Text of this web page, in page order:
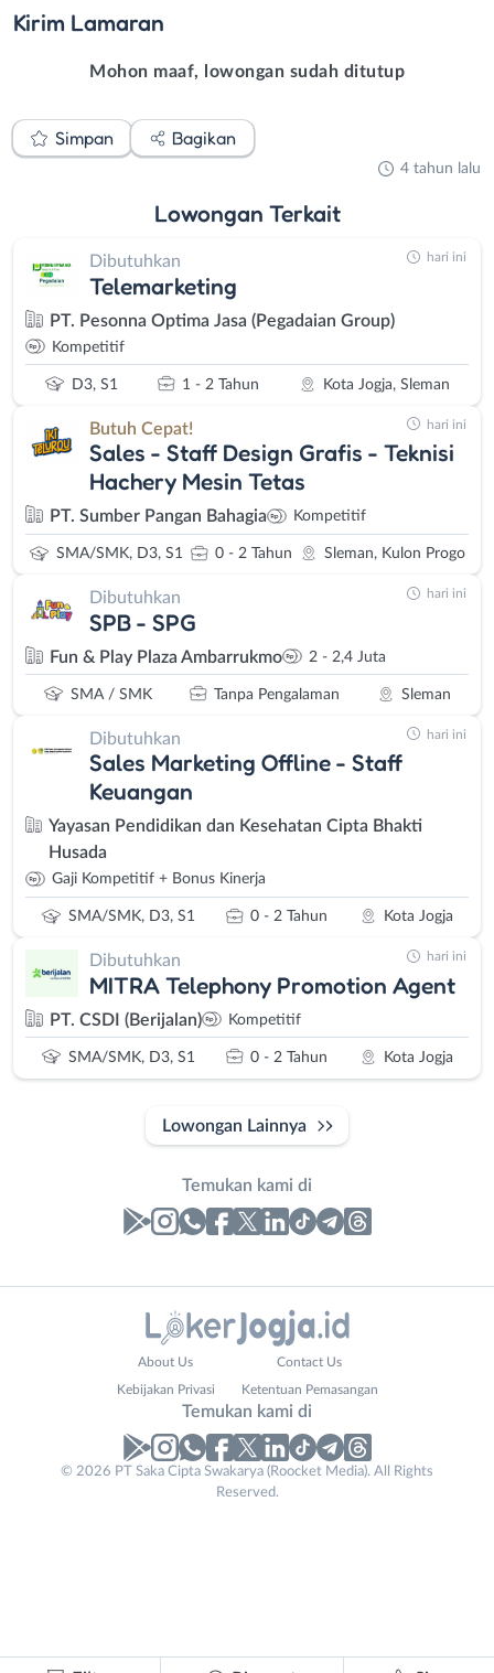
Kirim Lamaran
Mohon maaf, lowongan sudah ditutup
Simpan Bagikan
4 tahun lalu
Lowongan Terkait
Dibutuhkan
Telemarketing
PT. Pesonna Optima Jasa (Pegadaian Group)
Kompetitif
D3, S1 1 - 2 Tahun Kota Jogja, Sleman
hari ini
Butuh Cepat!
Sales - Staff Design Grafis - Teknisi
Hachery Mesin Tetas
PT. Sumber Pangan Bahagia Kompetitif
SMA/SMK, D3, S1 0 - 2 Tahun Sleman, Kulon Progo
hari ini
Dibutuhkan
SPB - SPG
Fun & Play Plaza Ambarrukmo 2 - 2,4 Juta
SMA / SMK Tanpa Pengalaman Sleman
hari ini
Dibutuhkan
Sales Marketing Offline - Staff
Keuangan
Yayasan Pendidikan dan Kesehatan Cipta Bhakti
Husada
Gaji Kompetitif + Bonus Kinerja
SMA/SMK, D3, S1 0 - 2 Tahun Kota Jogja
hari ini
Dibutuhkan
MITRA Telephony Promotion Agent
PT. CSDI (Berijalan) Kompetitif
SMA/SMK, D3, S1 0 - 2 Tahun Kota Jogja
hari ini
Lowongan Lainnya
Temukan kami di
No. Telp /
About Us Contact Us
Kebijakan Privasi Ketentuan Pemasangan
Temukan kami di
© 2026 PT Saka Cipta Swakarya (Roocket Media). All Rights
Reserved.